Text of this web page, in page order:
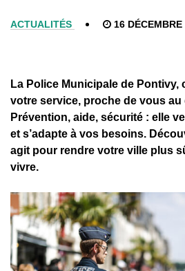
ACTUALITÉS 16
La Police Municipale de Pontivy,
votre service, proche de vous
Prévention, aide, sécurité : elle
et s’adapte à vos besoins.
agit pour rendre votre ville plus
vivre.